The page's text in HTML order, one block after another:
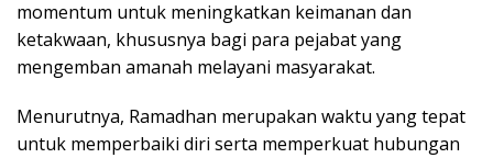
momentum untuk meningkatkan keimanan dan
ketakwaan, khususnya bagi para pejabat yang
mengemban amanah melayani masyarakat.
Menurutnya, Ramadhan merupakan waktu yang tepat
untuk memperbaiki diri serta memperkuat hubungan